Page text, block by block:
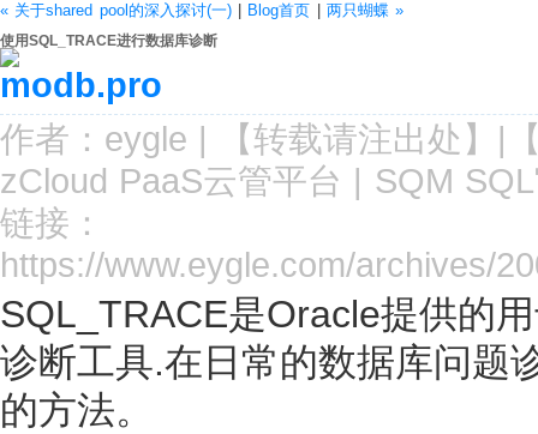
« 关于shared pool的深入探讨(一)| Blog首页 两只蝴蝶 »
使用SQL_TRACE进行数据库诊断
作者： eygle | 【转载请注出处 】|
zCloud PaaS云管平台 | SQM
链接：
https://www.eygle.com/archives/
SQL_TRACE是Oracle提供的
诊断工具.在日常的数据库问题
的方法。